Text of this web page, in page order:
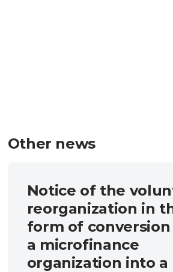
Other news
Notice of the
reorganization in
form of
a microfinance
organization into a